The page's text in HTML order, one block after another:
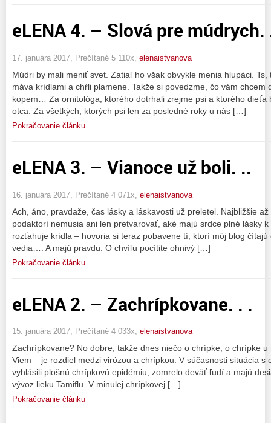
eLENA 4. – Slová pre múdrych.
17. januára 2017, Prečítané 5 110x, elenaistvanova
Múdri by mali meniť svet. Zatiaľ ho však obvykle menia hlupáci.
máva krídlami a chŕli plamene. Takže si povedzme, čo vám
kopem… Za ornitológa, ktorého dotrhali zrejme psi a ktorého dieťa
otca. Za všetkých, ktorých psi len za posledné roky u nás […]
Pokračovanie článku
eLENA 3. – Vianoce už boli. ..
16. januára 2017, Prečítané 4 071x, elenaistvanova
Ach, áno, pravdaže, čas lásky a láskavosti už preletel. Najbližšie
podaktorí nemusia ani len pretvarovať, aké majú srdce plné lásky
rozťahuje krídla – hovoria si teraz pobavene tí, ktorí môj blog
vedia…. A majú pravdu. O chvíľu pocítite ohnivý […]
Pokračovanie článku
eLENA 2. – Zachrípkovane. . .
15. januára 2017, Prečítané 4 033x, elenaistvanova
Zachrípkovane? No dobre, takže dnes niečo o chrípke, o chrípke
Viem – je rozdiel medzi virózou a chrípkou. V súčasnosti situácia s
vyhlásili plošnú chrípkovú epidémiu, zomrelo deväť ľudí a majú
vývoz lieku Tamiflu. V minulej chrípkovej […]
Pokračovanie článku